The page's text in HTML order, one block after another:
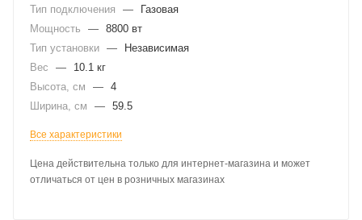
Тип подключения —
Газовая
Мощность
— 8800 вт
Тип установки —
Независимая
Вес
—
10.1 кг
Высота, см
— 4
Ширина, см
— 59.5
Все характеристики
Цена действительна только для интернет-магазина и может
отличаться от цен в розничных магазинах